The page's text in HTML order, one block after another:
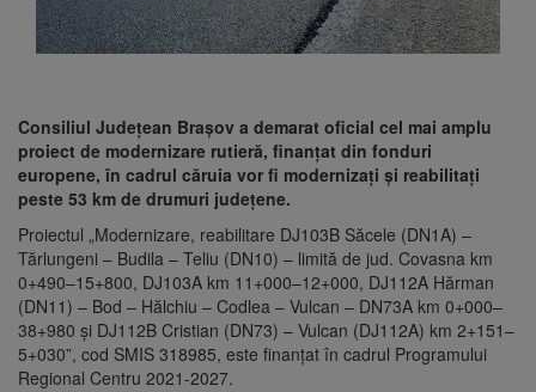
Consiliul Județean Brașov a demarat oficial cel mai amplu
proiect de modernizare rutieră, finanțat din fonduri
europene, în cadrul căruia vor fi modernizați și reabilitați
peste 53 km de drumuri județene.
Proiectul „Modernizare, reabilitare DJ103B Săcele (DN1A) –
Tărlungeni – Budila – Teliu (DN10) – limită de jud. Covasna km
0+490–15+800, DJ103A km 11+000–12+000, DJ112A Hărman
(DN11) – Bod – Hălchiu – Codlea – Vulcan – DN73A km 0+000–
38+980 și DJ112B Cristian (DN73) – Vulcan (DJ112A) km 2+151–
5+030”, cod SMIS 318985, este finanţat în cadrul Programului
Regional Centru 2021-2027.